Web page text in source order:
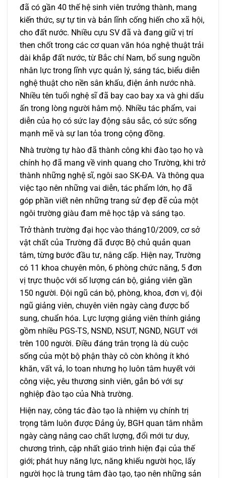
đã có gần 40 thế hệ sinh viên trưởng thành, mang
kiến thức, sự tự tin và bản lĩnh cống hiến cho xã hội,
cho đất nước. Nhiều cựu SV đã và đang giữ vị trí
then chốt trong các cơ quan văn hóa nghệ thuật trải
dài khắp đất nước, từ Bắc chí Nam, bổ sung nguồn
nhân lực trong lĩnh vực quản lý, sáng tác, biểu diễn
nghệ thuật cho nền sân khấu, điện ảnh nước nhà.
Nhiều tên tuổi nghệ sĩ đã bay cao bay xa và ghi dấu
ấn trong lòng người hâm mộ. Nhiều tác phẩm, vai
diễn của họ có sức lay động sâu sắc, có sức sống
mạnh mẽ và sự lan tỏa trong cộng đồng.
Nhà trường tự hào đã thành công khi đào tạo họ và
chính họ đã mang về vinh quang cho Trường, khi trở
thành những nghệ sĩ, ngôi sao SK-ĐA. Và thông qua
việc tạo nên những vai diễn, tác phẩm lớn, họ đã
góp phần viết nên những trang sử đẹp đẽ của một
ngôi trường giàu đam mê học tập và sáng tạo.
Trở thành trường đại học vào tháng10/2009, cơ sở
vật chất của Trường đã được Bộ chủ quản quan
tâm, từng bước đầu tư, nâng cấp. Hiện nay, Trường
có 11 khoa chuyên môn, 6 phòng chức năng, 5 đơn
vị trực thuộc với số lượng cán bộ, giảng viên gần
150 người. Đội ngũ cán bộ, phòng, khoa, đơn vị, đội
ngũ giảng viên, chuyên viên ngày càng được bổ
sung, chuẩn hóa. Lực lượng giảng viên thính giảng
gồm nhiều PGS-TS, NSND, NSUT, NGND, NGUT với
trên 100 người. Điều đáng trân trọng là dù cuộc
sống của một bộ phận thày cô còn không ít khó
khăn, vất vả, lo toan nhưng họ luôn tâm huyết với
công việc, yêu thương sinh viên, gắn bó với sự
nghiệp đào tạo của Nhà trường.
Hiện nay, công tác đào tạo là nhiệm vụ chính trị
trọng tâm luôn được Đảng ủy, BGH quan tâm nhằm
ngày càng nâng cao chất lượng, đổi mới tư duy,
chương trình, cập nhất giáo trình hiện đại của thế
giới; phát huy năng lực, năng khiếu người học, lấy
người học là trung tâm đào tạo, tạo nên những sản